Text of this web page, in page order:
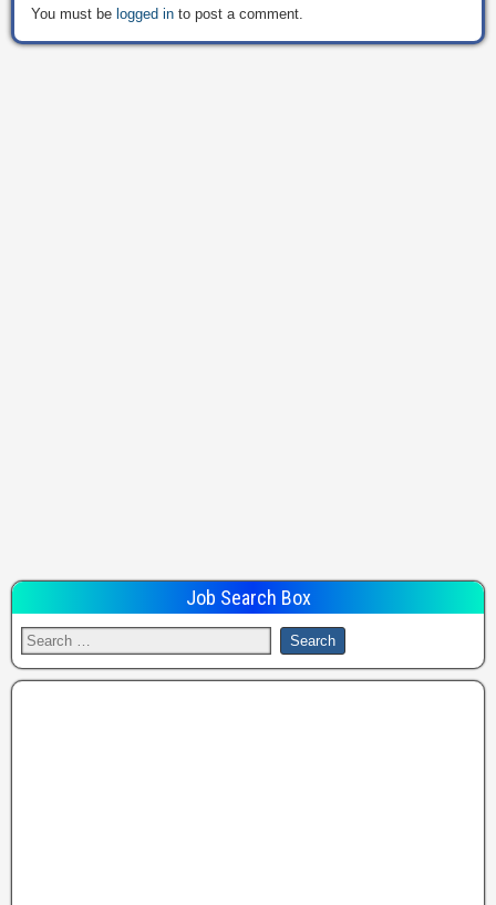
You must be logged in to post a comment.
Job Search Box